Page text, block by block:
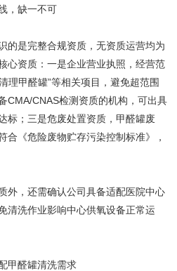
，缺一不可
的是完整合规资质，无资质运营均为
心资质：一是企业营业执照，经营范
理甲醛罐”等相关项目，避免超范围
CMA/CNAS检测资质的机构，可出具
标；三是危废处置资质，甲醛罐废
合《危险废物贮存污染控制标准》，
外，还需确认公司具备适配医院中心
清洗作业影响中心供氧设备正常运
甲醛罐清洗需求